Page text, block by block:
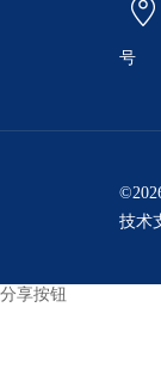
号
技术
分享按钮